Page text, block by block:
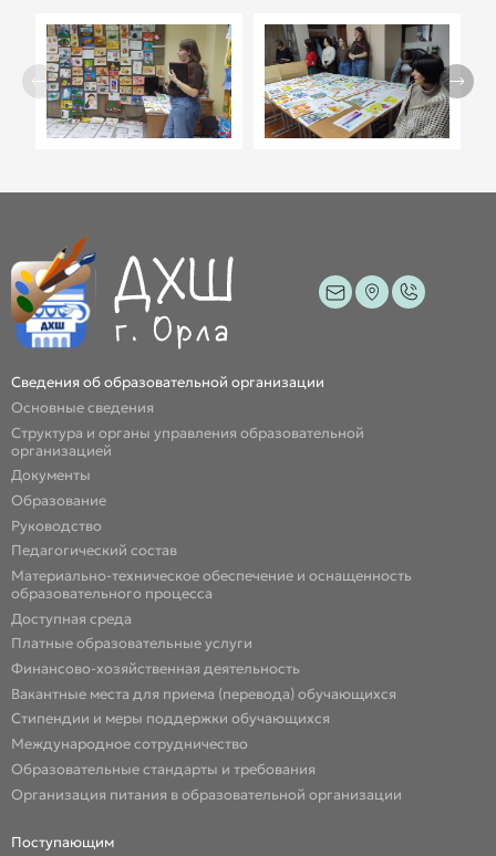
Сведения об образовательной организации
Основные сведения
Структура и органы управления образовательной
организацией
Документы
Образование
Руководство
Педагогический состав
Материально-техническое обеспечение и оснащенность
образовательного процесса
Доступная среда
Платные образовательные услуги
Финансово-хозяйственная деятельность
Вакантные места для приема (перевода) обучающихся
Стипендии и меры поддержки обучающихся
Международное сотрудничество
Образовательные стандарты и требования
Организация питания в образовательной организации
Поступающим